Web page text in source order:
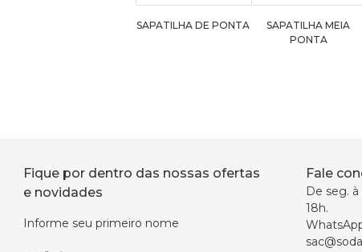
SAPATILHA DE PONTA
SAPATILHA MEIA
PONTA
Fique por dentro das nossas ofertas
e novidades
Informe seu primeiro nome
Fale
De seg. à
18h.